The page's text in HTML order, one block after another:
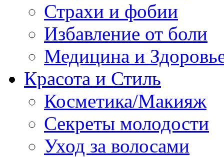
Страхи и фобии
Избавление от боли
Медицина и
Красота и Стиль
Косметика/Макияж
Секреты молодости
Уход за волосами